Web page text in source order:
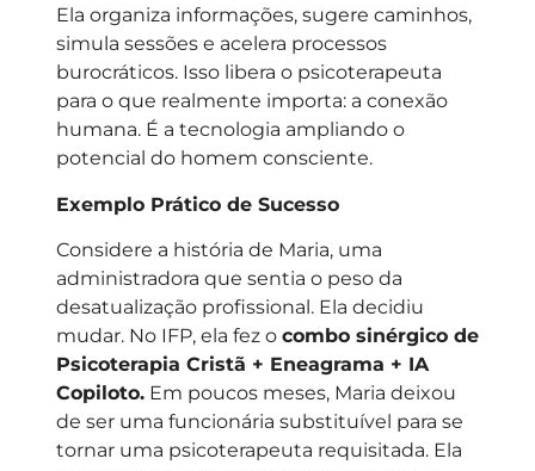
Ela organiza informações, sugere caminhos,
simula sessões e acelera processos
burocráticos. Isso libera o psicoterapeuta
para o que realmente importa: a conexão
humana. É a tecnologia ampliando o
potencial do homem consciente.
Exemplo Prático de Sucesso
Considere a história de Maria, uma
administradora que sentia o peso da
desatualização profissional. Ela decidiu
mudar. No IFP, ela fez o combo sinérgico de
Psicoterapia Cristã + Eneagrama + IA
Copiloto.Em poucos meses, Maria deixou
de ser uma funcionária substituível para se
tornar uma psicoterapeuta requisitada. Ela